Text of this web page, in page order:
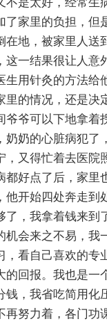
不是太好，经常生
了家里的负担，但
在地，被家里人送
这一结果很让人意
生用针灸的方法给
里的情况，还是决
爷爷可以下地拿着
奶奶的心脏病犯了
，又得忙着去医院
好点了后，家里
他开始四处奔走到
了，我拿着钱来到
机会来之不易，我
，看自己喜欢的专
的回报。我也是一
钱，我省吃简用化
再努力着，各门功